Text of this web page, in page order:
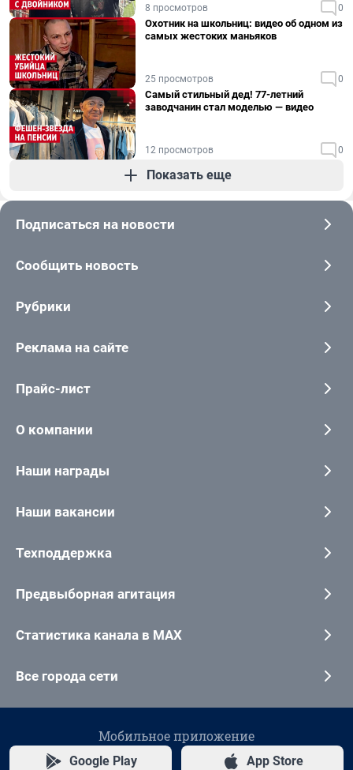
8 просмотров 0
Охотник на школьниц: видео об одном из
самых жестоких маньяков
25 просмотров 0
Самый стильный дед! 77-летний
заводчанин стал моделью — видео
12 просмотров 0
Показать еще
Подписаться на новости
Сообщить новость
Рубрики
Реклама на сайте
Прайс-лист
О компании
Наши награды
Наши вакансии
Техподдержка
Предвыборная агитация
Статистика канала в MAX
Все города сети
Мобильное приложение
Google Play App Store